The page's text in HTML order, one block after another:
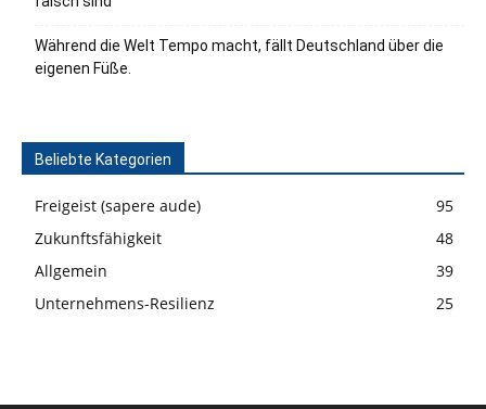
Während die Welt Tempo macht, fällt Deutschland über die
eigenen Füße.
Beliebte Kategorien
Freigeist (sapere aude)
95
Zukunftsfähigkeit
48
Allgemein
39
Unternehmens-Resilienz
25